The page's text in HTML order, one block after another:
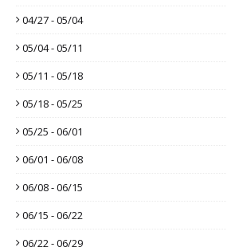
04/27 - 05/04
05/04 - 05/11
05/11 - 05/18
05/18 - 05/25
05/25 - 06/01
06/01 - 06/08
06/08 - 06/15
06/15 - 06/22
06/22 - 06/29